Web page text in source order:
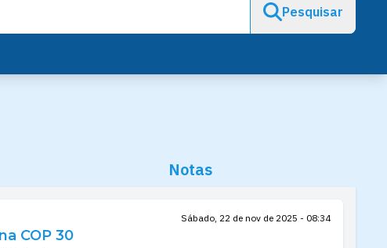
Pesquisar
Notas
Sábado, 22 de nov de 2025 - 08:34
COP 30